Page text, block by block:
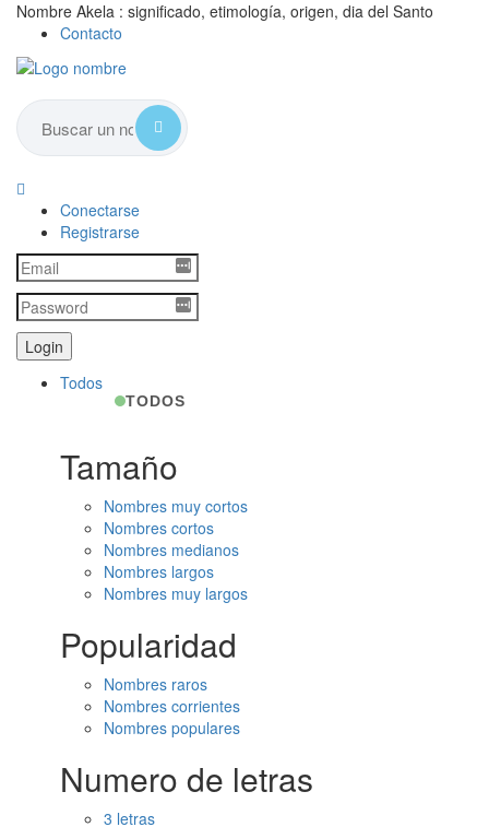
Nombre Akela : significado, etimología, origen, dia del Santo
Contacto
Conectarse
Registrarse
Todos
TODOS
Tamaño
Nombres muy cortos
Nombres cortos
Nombres medianos
Nombres largos
Nombres muy largos
Popularidad
Nombres raros
Nombres corrientes
Nombres populares
Numero de letras
3 letras